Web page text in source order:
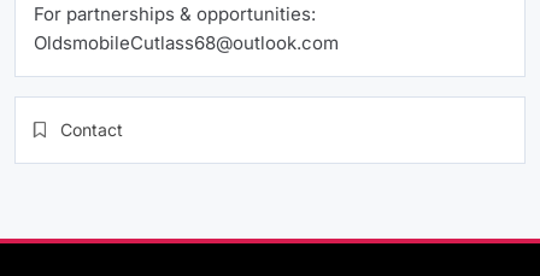
For partnerships & opportunities:
OldsmobileCutlass68@outlook.com
Contact